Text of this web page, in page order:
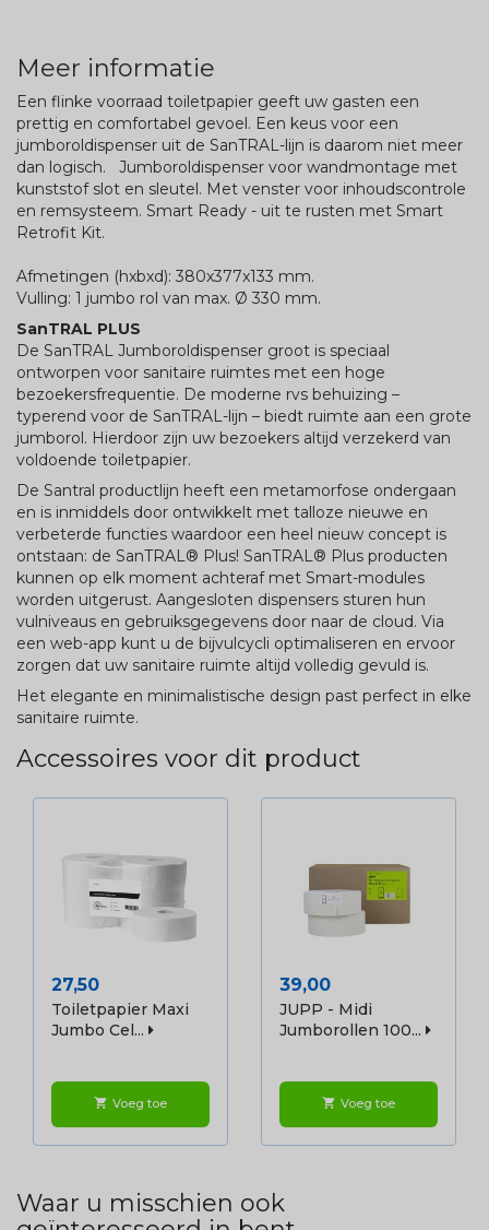
Meer informatie
Een flinke voorraad toiletpapier geeft uw gasten een
prettig en comfortabel gevoel. Een keus voor een
jumboroldispenser uit de SanTRAL-lijn is daarom niet meer
dan logisch. Jumboroldispenser voor wandmontage met
kunststof slot en sleutel. Met venster voor inhoudscontrole
en remsysteem. Smart Ready - uit te rusten met Smart
Retrofit Kit.
Afmetingen (hxbxd): 380x377x133 mm.
Vulling: 1 jumbo rol van max. Ø 330 mm.
SanTRAL PLUS
De SanTRAL Jumboroldispenser groot is speciaal
ontworpen voor sanitaire ruimtes met een hoge
bezoekersfrequentie. De moderne rvs behuizing –
typerend voor de SanTRAL-lijn – biedt ruimte aan een grote
jumborol. Hierdoor zijn uw bezoekers altijd verzekerd van
voldoende toiletpapier.
De Santral productlijn heeft een metamorfose ondergaan
en is inmiddels door ontwikkelt met talloze nieuwe en
verbeterde functies waardoor een heel nieuw concept is
ontstaan: de SanTRAL® Plus! SanTRAL® Plus producten
kunnen op elk moment achteraf met Smart-modules
worden uitgerust. Aangesloten dispensers sturen hun
vulniveaus en gebruiksgegevens door naar de cloud. Via
een web-app kunt u de bijvulcycli optimaliseren en ervoor
zorgen dat uw sanitaire ruimte altijd volledig gevuld is.
Het elegante en minimalistische design past perfect in elke
sanitaire ruimte.
Accessoires voor dit product
Prijs
27,50
Toiletpapier Maxi
Jumbo Cel...
shopping_cart Voeg toe
Prijs
39,00
JUPP - Midi
Jumborollen 100...
shopping_cart Voeg toe
Waar u misschien ook